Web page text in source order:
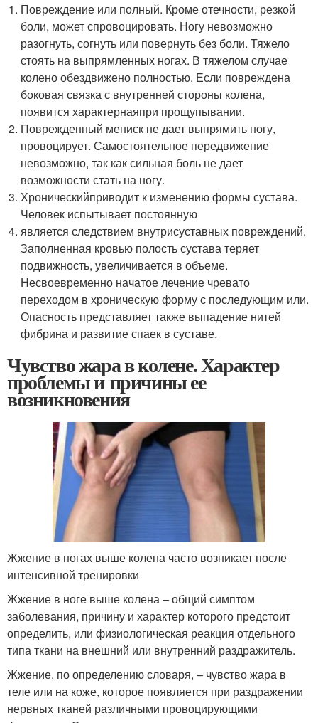
Повреждение или полный. Кроме отечности, резкой
боли, может спровоцировать. Ногу невозможно
разогнуть, согнуть или повернуть без боли. Тяжело
стоять на выпрямленных ногах. В тяжелом случае
колено обездвижено полностью. Если повреждена
боковая связка с внутренней стороны колена,
появится характернаяпри прощупывании.
Поврежденный мениск не дает выпрямить ногу,
провоцирует. Самостоятельное передвижение
невозможно, так как сильная боль не дает
возможности стать на ногу.
Хроническийприводит к изменению формы сустава.
Человек испытывает постоянную
является следствием внутрисуставных повреждений.
Заполненная кровью полость сустава теряет
подвижность, увеличивается в объеме.
Несвоевременно начатое лечение чревато
переходом в хроническую форму с последующим или.
Опасность представляет также выпадение нитей
фибрина и развитие спаек в суставе.
Чувство жара в колене. Характер
проблемы и причины ее
возникновения
Жжение в ногах выше колена часто возникает после
интенсивной тренировки
Жжение в ноге выше колена – общий симптом
заболевания, причину и характер которого предстоит
определить, или физиологическая реакция отдельного
типа ткани на внешний или внутренний раздражитель.
Жжение, по определению словаря, – чувство жара в
теле или на коже, которое появляется при раздражении
нервных тканей различными провоцирующими